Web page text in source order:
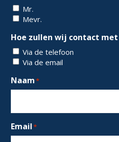
Mr.
Mevr.
Hoe zullen wij contact met
Via de telefoon
Via de email
Naam*
Email*